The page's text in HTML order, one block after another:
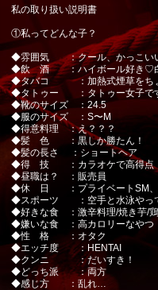
私の取り扱い説明書
①私ってどんな子？
◆雰囲気 ：クール、かっこいい
◆飲 酒 ：ハイボール好き♡白
◆タバコ ：加熱式煙草をち
◆タトゥー ：タトゥー女子で
◆靴のサイズ ：24.5
◆服のサイズ ：S〜M
◆得意料理 ：え？？？
◆髪 色 ：黒しか勝たん！
◆髪の長さ ：ショートヘア
◆得 技 ：カラオケで高得点
◆昼職は？ ：販売員
◆休 日 ：プライベートSM、
◆スポーツ ：空手と水泳やっ
◆好きな食 ：激辛料理/焼き芋/
◆嫌いな食 ：高カロリーなやつ
◆性 格 ：オタク
◆エッチ度 ：HENTAI
◆クンニ ：だいすき！
◆どっち派 ：両方
◆感じ方 ：乱れ…